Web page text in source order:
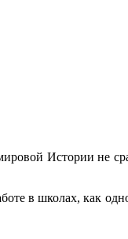
Истории не
в школах, как